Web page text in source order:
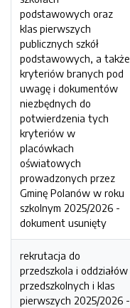
podstawowych oraz
klas pierwszych
publicznych szkół
podstawowych, a także
kryteriów branych pod
uwagę i dokumentów
niezbędnych do
potwierdzenia tych
kryteriów w
placówkach
oświatowych
prowadzonych przez
Gminę Polanów w roku
szkolnym 2025/2026 -
dokument usunięty
rekrutacja do
przedszkola i oddziałów
przedszkolnych i klas
pierwszych 2025/2026 -